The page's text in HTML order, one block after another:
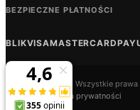
BEZPIECZNE PŁATNOŚCI
BLIKVISAMASTERCARD
© 2026 AMPQ.PL. Wszystkie
RegulaminPolityka prywatności